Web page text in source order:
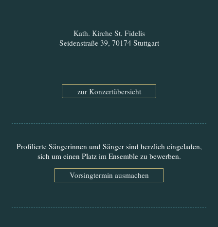
Kath. Kirche St. Fidelis
Seidenstraße 39, 70174 Stuttgart
zur Konzertübersicht
Profilierte Sängerinnen und Sänger sind herzlich eingeladen,
sich um einen Platz im Ensemble zu bewerben.
Vorsingtermin ausmachen